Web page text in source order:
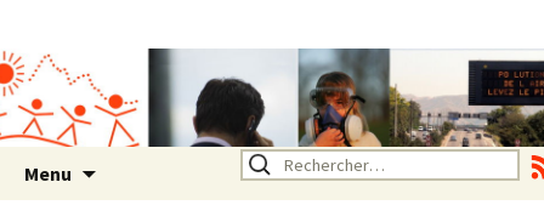
Rhône Alpes
Un environnement sain pour
la santé de tous
Menu Rechercher :